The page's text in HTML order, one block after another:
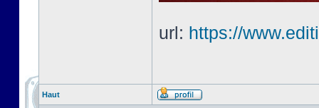
url: https://
Haut